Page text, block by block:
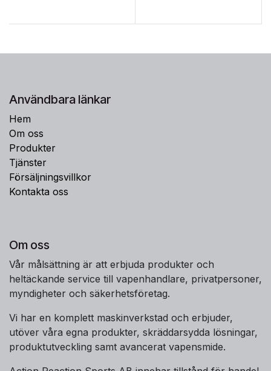
Användbara länkar
Hem
Om oss
Produkter
Tjänster
Försäljningsvillkor
Kontakta oss
Om oss
Vår målsättning är att erbjuda produkter och
heltäckande service till vapenhandlare, privatpersoner,
myndigheter och säkerhetsföretag.
Vi har en komplett maskinverkstad och erbjuder,
utöver våra egna produkter, skräddarsydda lösningar,
produktutveckling samt avancerat vapensmide.